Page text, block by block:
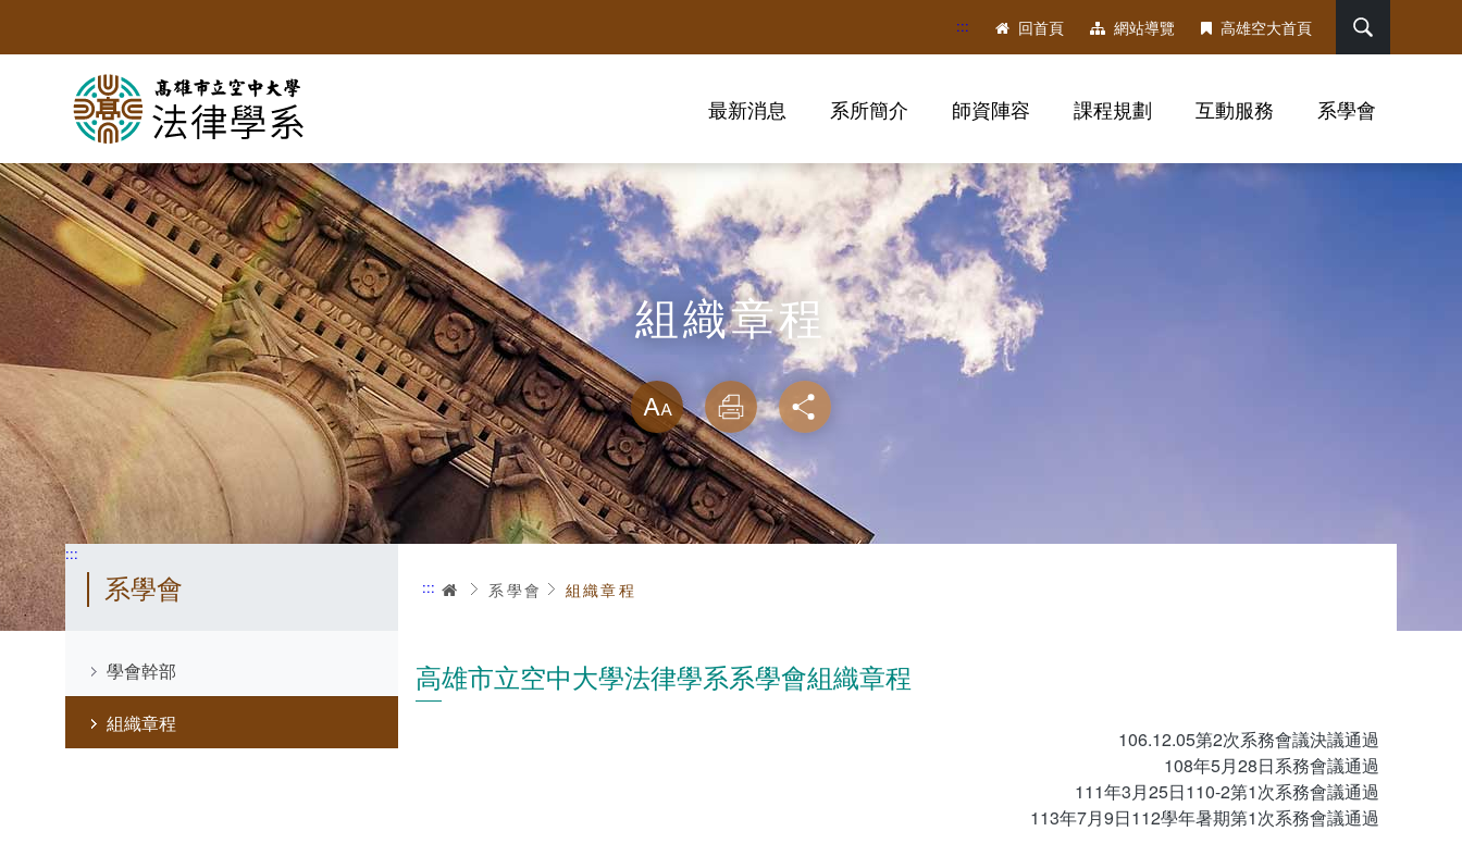
要
::: 回首頁 網站導覽 高雄空大首頁
最新消息 系所簡介 師資陣容 課程規劃 互動服務 系學會
組織章程
略過字型切換，社群分享工具列
放大
列印
:::
系學會
學會幹部
組織章程
::: 首頁系學會 組織章程
高雄市立空中大學法律學系系學會組織章程
106.12.05第2次系務會議決議通過
108年5月28日系務會議通過
111年3月25日110-2第1次系務會議通過
113年7月9日112學年暑期第1次系務會議通過